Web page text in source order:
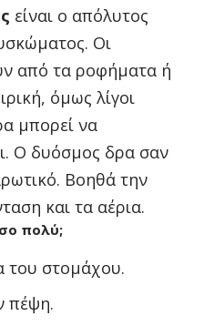
είναι ο απόλυτος
Οι
από τα ροφήματα ή
όμως λίγοι
μπορεί να
Ο δυόσμος δρα σαν
Βοηθά την
και τα αέρια.
πολύ;
του στομάχου.
πέψη.